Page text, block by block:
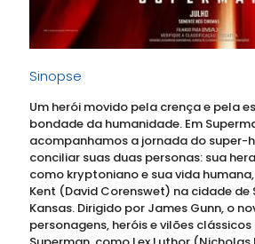
Sinopse
Um herói movido pela crença e pela
bondade da humanidade. Em
acompanhamos a jornada do super-
conciliar suas duas personas: sua
como kryptoniano e sua vida
Kent (David Corenswet) na cidade de
Kansas. Dirigido por James Gunn, o
personagens, heróis e vilões